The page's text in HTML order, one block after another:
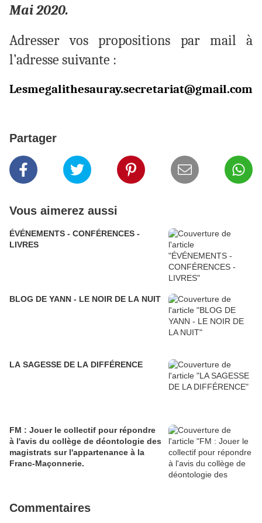
Mai 2020.
Adresser vos propositions par mail à
l’adresse suivante :
Lesmegalithesauray.secretariat@gmail.com
Partager
Vous aimerez aussi
ÉVÉNEMENTS - CONFÉRENCES -
LIVRES
BLOG DE YANN - LE NOIR DE LA NUIT
LA SAGESSE DE LA DIFFÉRENCE
FM : Jouer le collectif pour répondre
à l'avis du collège de déontologie des
magistrats sur l'appartenance à la
Franc-Maçonnerie.
Commentaires